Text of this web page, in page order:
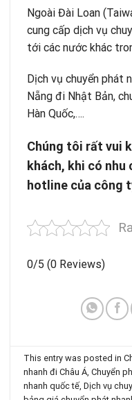
Ngoài Đài Loan
cung cấp dịch vụ
tới các nước khác
Dịch vụ chuyển phát
Nẵng đi Nhật Bản,
Hàn Quốc,….
Chúng tôi rất vui
khách, khi có nhu
hotline của công
0/5 (0 Reviews)
This entry was posted in
nhanh đi Châu Á ,Chuyển
nhanh quốc tế,Dịch vụ